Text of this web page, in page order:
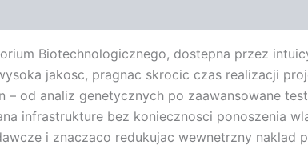
Biotechnologicznego, dostepna przez
jakosc, pragnac skrocic czas realizacji
od analiz genetycznych po zaawansowane
infrastrukture bez koniecznosci ponoszenia
i znaczaco redukujac wewnetrzny naklad